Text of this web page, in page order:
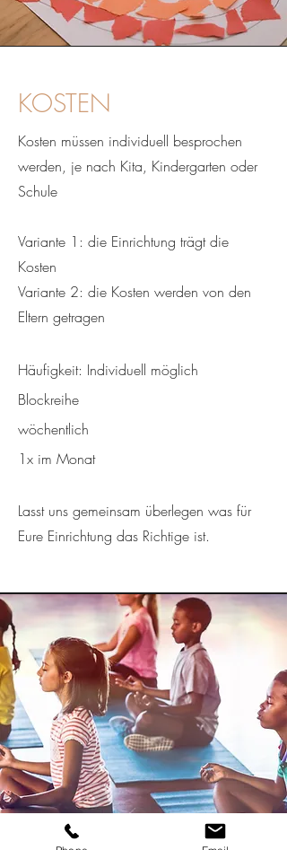
KOSTEN
Kosten müssen individuell besprochen
werden, je nach Kita, Kindergarten oder
Schule
Variante 1: die Einrichtung trägt die
Kosten
Variante 2: die Kosten werden von den
Eltern getragen
Häufigkeit: Individuell möglich
Blockreihe
wöchentlich
1x im Monat
Lasst uns gemeinsam überlegen was für
Eure Einrichtung das Richtige ist.